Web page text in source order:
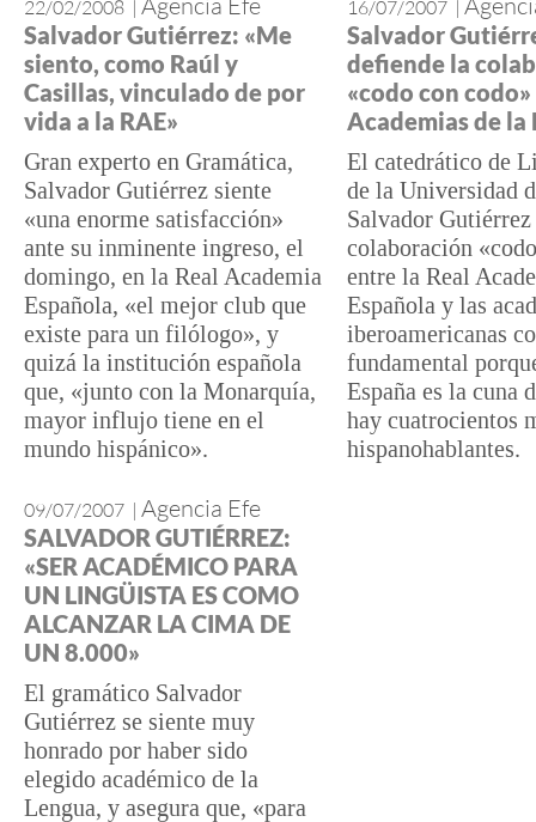
22/02/2008 |
Salvador Gutiérrez: «Me
siento, como Raúl y
Casillas, vinculado de por
vida a la RAE»
Gran experto en Gramática,
Salvador Gutiérrez siente
«una enorme satisfacción»
ante su inminente ingreso, el
domingo, en la Real Academia
Española, «el mejor club que
existe para un filólogo», y
quizá la institución española
que, «junto con la Monarquía,
mayor influjo tiene en el
mundo hispánico».
16/07/2007 |
Salvador
defiende la
«codo con
Academias de la
El catedrático de
de la Universidad
Salvador
colaboración
entre la Real
Española y las
iberoamericanas
fundamental
España es la cuna
hay cuatrocientos
hispanohablantes.
09/07/2007 | Agencia Efe
SALVADOR GUTIÉRREZ:
«SER ACADÉMICO PARA
UN LINGÜISTA ES COMO
ALCANZAR LA CIMA DE
UN 8.000»
El gramático Salvador
Gutiérrez se siente muy
honrado por haber sido
elegido académico de la
Lengua, y asegura que, «para